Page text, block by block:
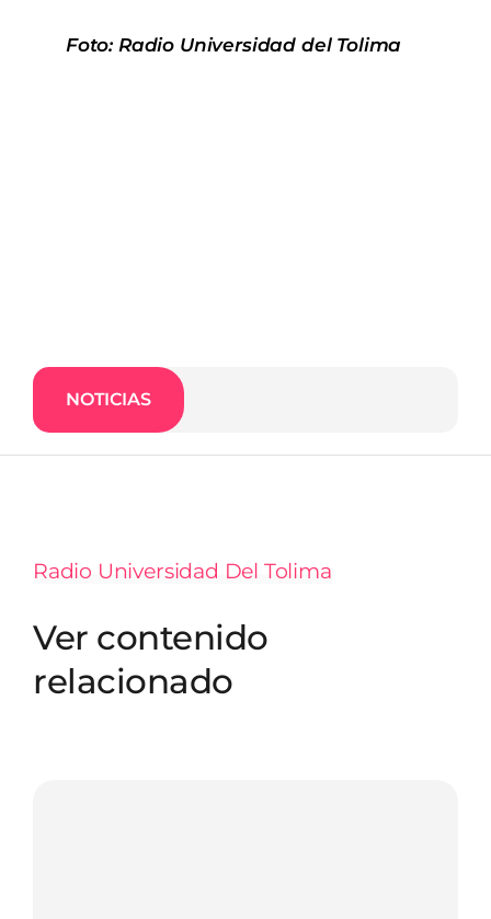
Foto: Radio Universidad del Tolima
NOTICIAS
Radio Universidad Del Tolima
Ver contenido
relacionado